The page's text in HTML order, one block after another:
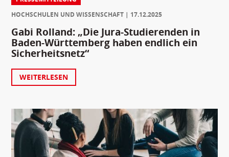
HOCHSCHULEN UND WISSENSCHAFT
17.12.2025
Gabi Rolland: „Die Jura-Studierenden in
Baden-Württemberg haben endlich ein
Sicherheitsnetz“
WEITERLESEN